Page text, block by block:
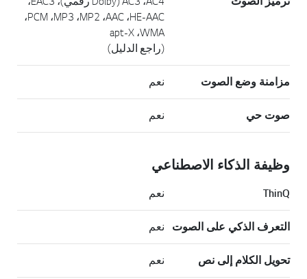
HE-AAC،‏ AAC،‏ MP2،‏ MP3،‏ PCM،‏
WMA،‏ apt-X
(راجع الدليل)
مزامنة وضع الصوت نعم
صوت حي نعم
وظيفة الذكاء الاصطناعي
ThinQ نعم
التعرف الذكي على الصوت نعم
تحويل الكلام إلى نص نعم